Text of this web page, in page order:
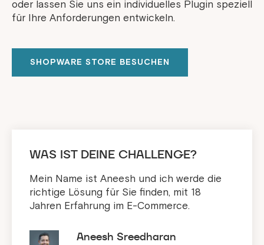
oder lassen Sie uns ein individuelles Plugin speziell
für Ihre Anforderungen entwickeln.
SHOPWARE STORE BESUCHEN
WAS IST DEINE CHALLENGE?
Mein Name ist Aneesh und ich werde die
richtige Lösung für Sie finden, mit 18
Jahren Erfahrung im E-Commerce.
Aneesh Sreedharan